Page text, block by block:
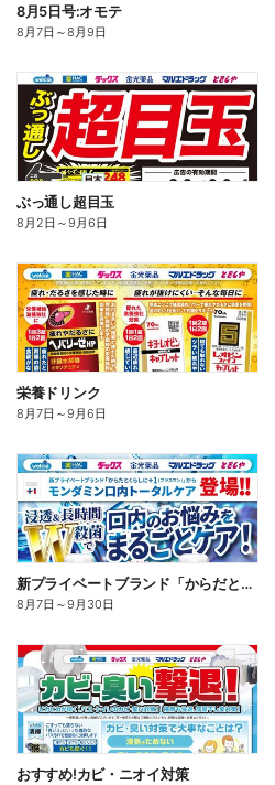
8月5日号:オモテ
8月7日 ～8月9日
ぶっ通し超目玉
8月2日 ～9月6日
栄養ドリンク
8月7日 ～9月6日
新プライベートブランド「からだとくらしに+1(プラスワン)」よりモンダミン口内トータルケア登場!
8月7日 ～9月30日
おすすめ!カビ・ニオイ対策